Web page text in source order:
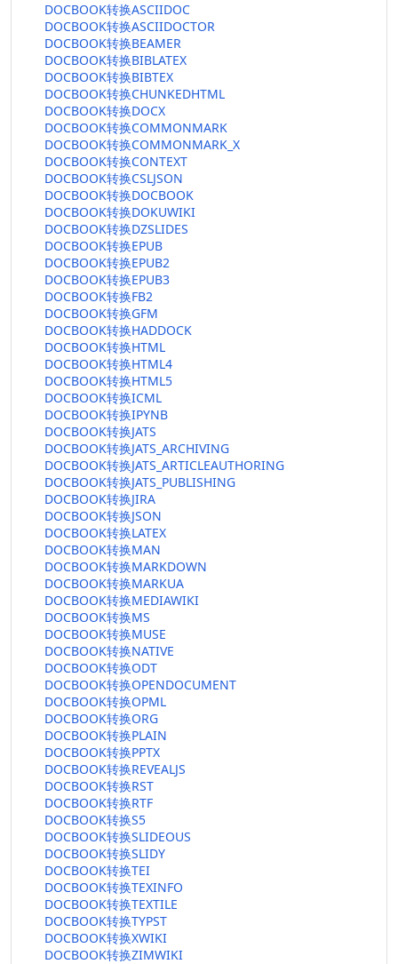
DOCBOOK转换ASCIIDOC
DOCBOOK转换ASCIIDOCTOR
DOCBOOK转换BEAMER
DOCBOOK转换BIBLATEX
DOCBOOK转换BIBTEX
DOCBOOK转换CHUNKEDHTML
DOCBOOK转换DOCX
DOCBOOK转换COMMONMARK
DOCBOOK转换COMMONMARK_X
DOCBOOK转换CONTEXT
DOCBOOK转换CSLJSON
DOCBOOK转换DOCBOOK
DOCBOOK转换DOKUWIKI
DOCBOOK转换DZSLIDES
DOCBOOK转换EPUB
DOCBOOK转换EPUB2
DOCBOOK转换EPUB3
DOCBOOK转换FB2
DOCBOOK转换GFM
DOCBOOK转换HADDOCK
DOCBOOK转换HTML
DOCBOOK转换HTML4
DOCBOOK转换HTML5
DOCBOOK转换ICML
DOCBOOK转换IPYNB
DOCBOOK转换JATS
DOCBOOK转换JATS_ARCHIVING
DOCBOOK转换JATS_ARTICLEAUTHORING
DOCBOOK转换JATS_PUBLISHING
DOCBOOK转换JIRA
DOCBOOK转换JSON
DOCBOOK转换LATEX
DOCBOOK转换MAN
DOCBOOK转换MARKDOWN
DOCBOOK转换MARKUA
DOCBOOK转换MEDIAWIKI
DOCBOOK转换MS
DOCBOOK转换MUSE
DOCBOOK转换NATIVE
DOCBOOK转换ODT
DOCBOOK转换OPENDOCUMENT
DOCBOOK转换OPML
DOCBOOK转换ORG
DOCBOOK转换PLAIN
DOCBOOK转换PPTX
DOCBOOK转换REVEALJS
DOCBOOK转换RST
DOCBOOK转换RTF
DOCBOOK转换S5
DOCBOOK转换SLIDEOUS
DOCBOOK转换SLIDY
DOCBOOK转换TEI
DOCBOOK转换TEXINFO
DOCBOOK转换TEXTILE
DOCBOOK转换TYPST
DOCBOOK转换XWIKI
DOCBOOK转换ZIMWIKI